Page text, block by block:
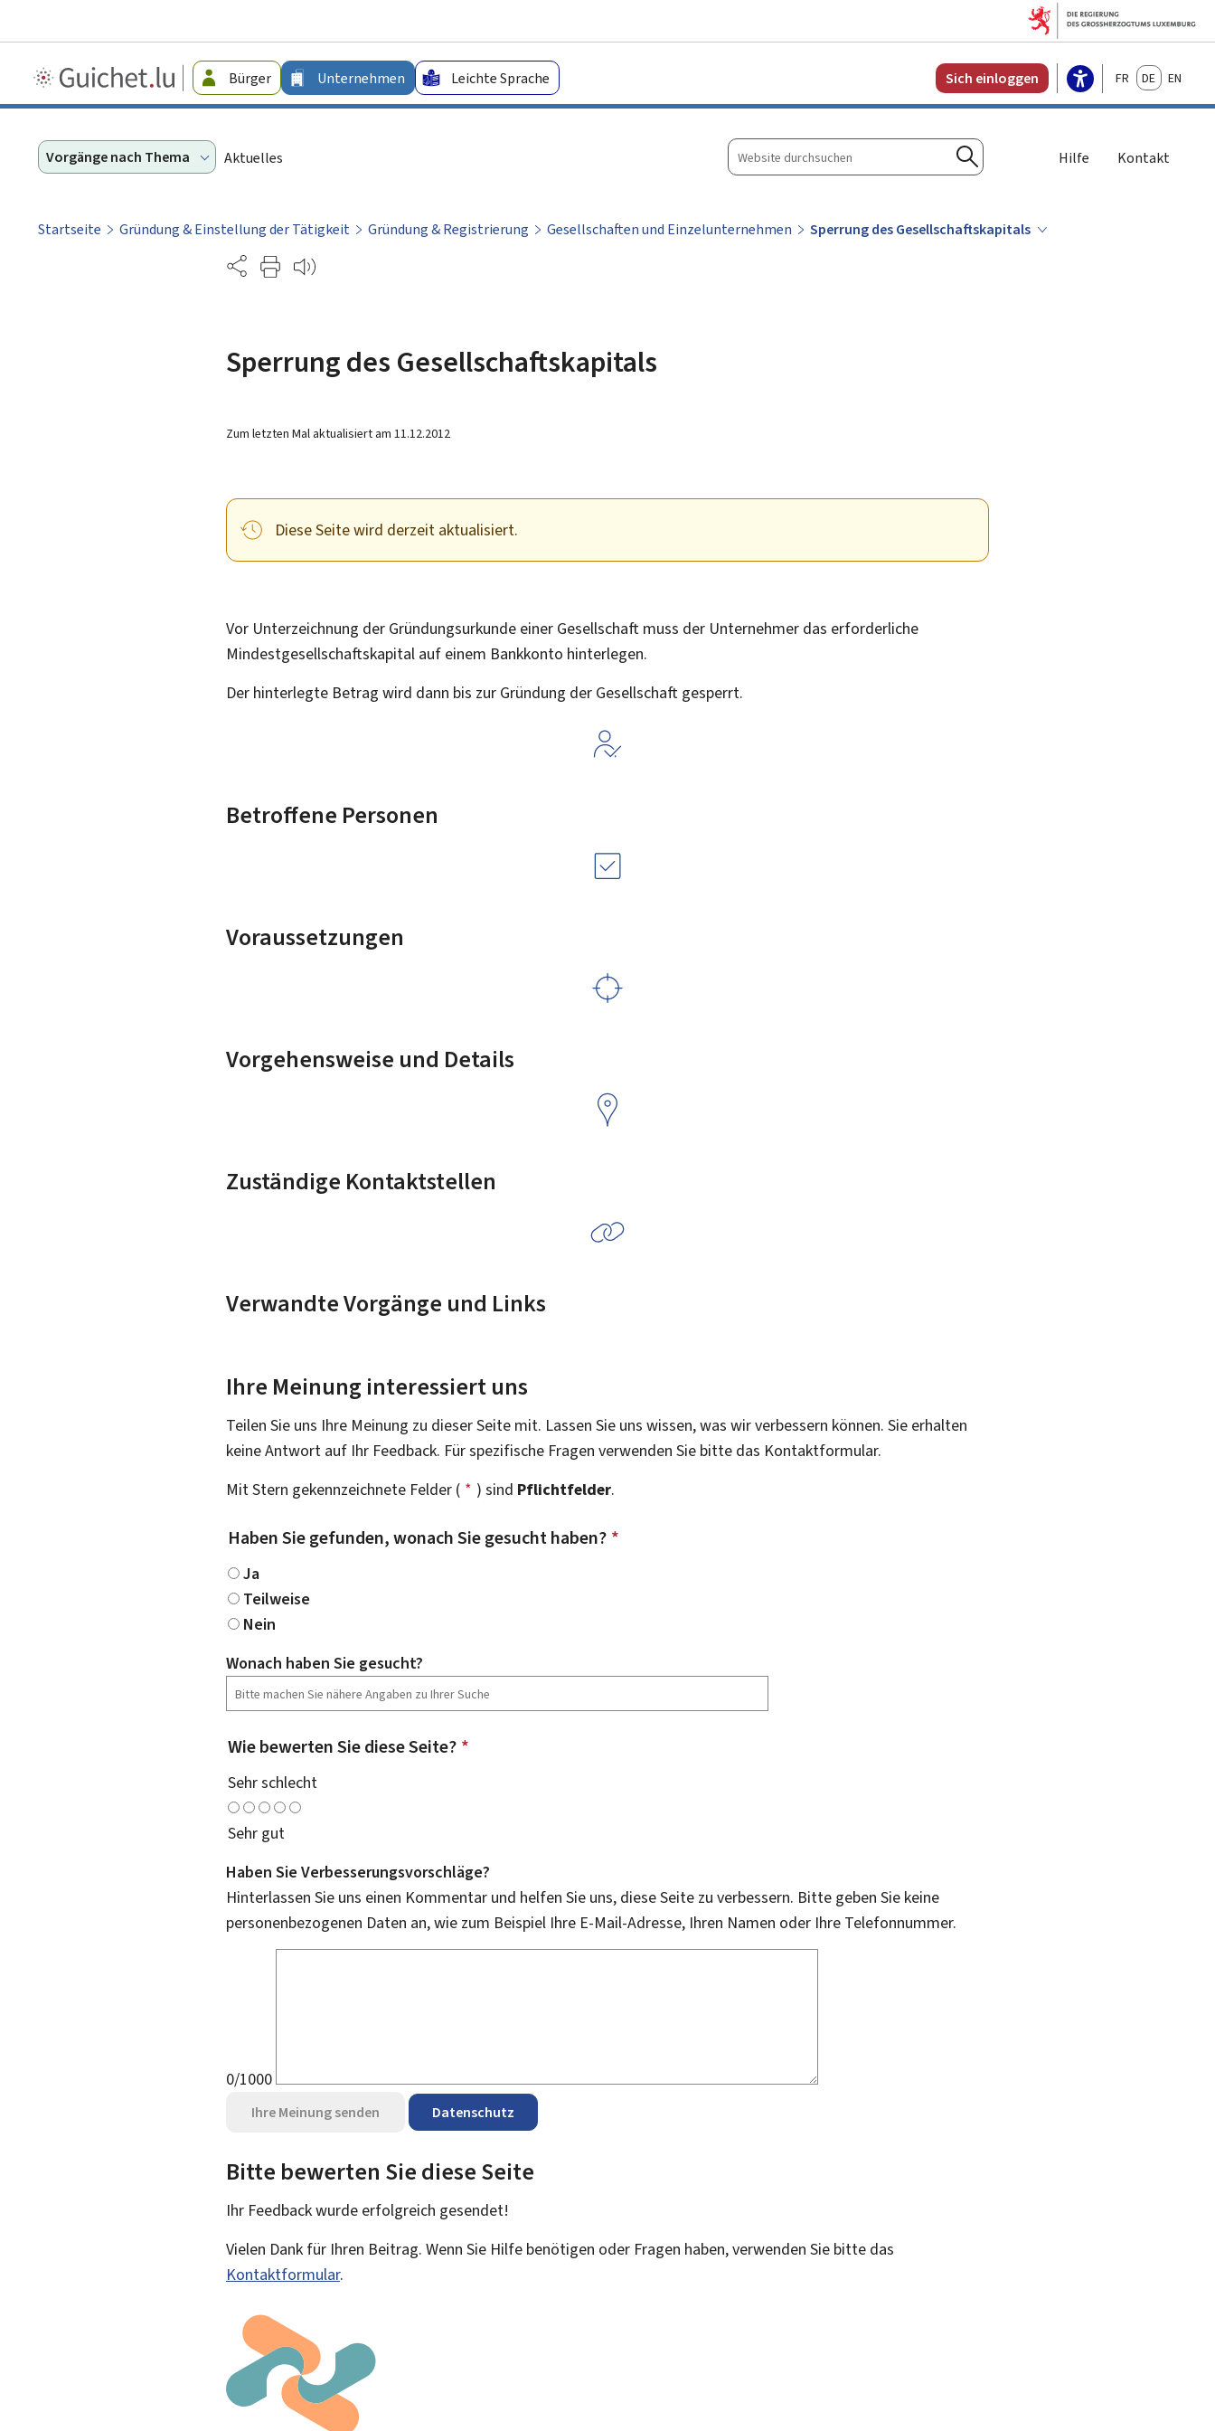
Guichet.lu
-
Bürger Unternehmen Leichte Sprache Sich einloggen FrançaisDeutschEnglish
Vorgänge nach Thema Aktuelles
Website
durchsuchen
Suchen
Hilfe Kontakt
Startseite Gründung & Einstellung der Tätigkeit Gründung & Registrierung Gesellschaften und Einzelunternehmen
Sperrung des Gesellschaftskapitals
Partage
Sperrung des Gesellschaftskapitals
Zum letzten Mal aktualisiert am 11.12.2012
Diese Seite wird derzeit aktualisiert.
Vor Unterzeichnung der Gründungsurkunde einer Gesellschaft muss der Unternehmer das erforderliche
Mindestgesellschaftskapital auf einem Bankkonto hinterlegen.
Der hinterlegte Betrag wird dann bis zur Gründung der Gesellschaft gesperrt.
Betroffene Personen
Voraussetzungen
Vorgehensweise und Details
Zuständige Kontaktstellen
Verwandte Vorgänge und Links
Ihre Meinung interessiert uns
Teilen Sie uns Ihre Meinung zu dieser Seite mit. Lassen Sie uns wissen, was wir verbessern können. Sie erhalten
keine Antwort auf Ihr Feedback. Für spezifische Fragen verwenden Sie bitte das Kontaktformular.
Mit Stern gekennzeichnete Felder ( * ) sind Pflichtfelder.
Haben Sie gefunden, wonach Sie gesucht haben? *
Ja
Teilweise
Nein
Wonach haben Sie gesucht?
Wie bewerten Sie diese Seite? *
Sehr schlecht
Sehr gut
Haben Sie Verbesserungsvorschläge?
Hinterlassen Sie uns einen Kommentar und helfen Sie uns, diese Seite zu verbessern. Bitte geben Sie keine
personenbezogenen Daten an, wie zum Beispiel Ihre E-Mail-Adresse, Ihren Namen oder Ihre Telefonnummer.
0/1000
Ihre Meinung senden Datenschutz
Bitte bewerten Sie diese Seite
Ihr Feedback wurde erfolgreich gesendet!
Vielen Dank für Ihren Beitrag. Wenn Sie Hilfe benötigen oder Fragen haben, verwenden Sie bitte das
Kontaktformular.